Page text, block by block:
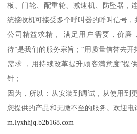
板、门轮、配重轮、减速机、防坠器，
统接收机可接受多个呼叫器的呼叫信号
公司精益求精， 满足用户需要，价廉
待”是我们的服务宗旨；“用质量信誉去
需求 ，用持续改革提升顾客满意度”提
针；
因为，所以：从安装到调试，从使用到
您提供的产品和无微不至的服务。欢迎电
m.lyxhhjq.b2b168.com